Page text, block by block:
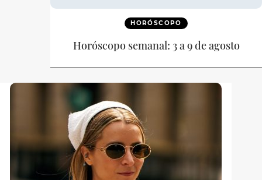
HORÓSCOPO
Horóscopo semanal: 3 a 9 de agosto